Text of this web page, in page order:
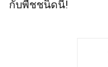
กับพืชชนิดนี้!